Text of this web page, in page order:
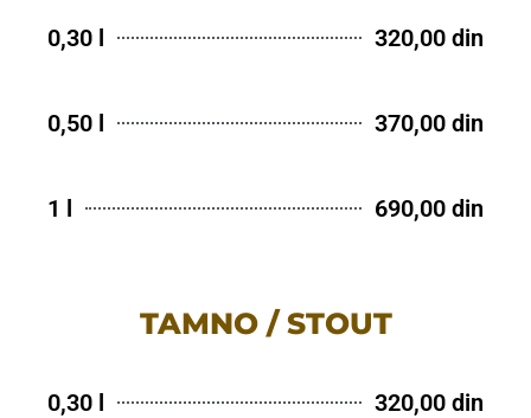
0,30 l 320,00 din
0,50 l 370,00 din
1 l 690,00 din
TAMNO / STOUT
0,30 l 320,00 din